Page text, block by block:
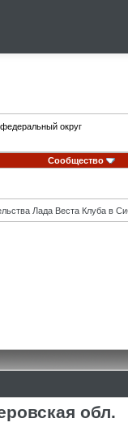
округ
Сообщество
Лада Веста Клуба в
обл.